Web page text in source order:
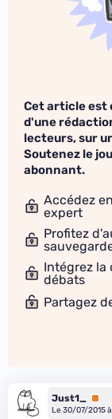
Cet article est
d'une
lecteurs, sur
Soutenez le
abonnant.
Accédez
expert
Profitez
Intégrez la
débats
Partagez
Just1_
Le 30/07/2015